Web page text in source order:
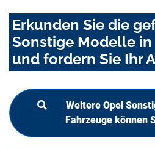
Erkunden Sie die
Sonstige Modelle
und fordern Sie Ihr
Weitere Opel
Fahrzeuge können